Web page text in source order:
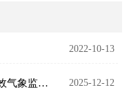
2022-10-13
超声波气象站：适配多领域的高效气象监测设备 2025-12-12